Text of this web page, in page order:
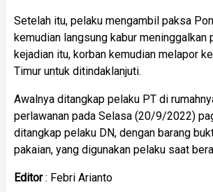
Setelah itu, pelaku mengambil paksa
kemudian langsung kabur meninggalkan
kejadian itu, korban kemudian melapor
Timur untuk ditindaklanjuti.
Awalnya ditangkap pelaku PT di
perlawanan pada Selasa (20/9/2022)
ditangkap pelaku DN, dengan barang
pakaian, yang digunakan pelaku saat
Editor: Febri Arianto